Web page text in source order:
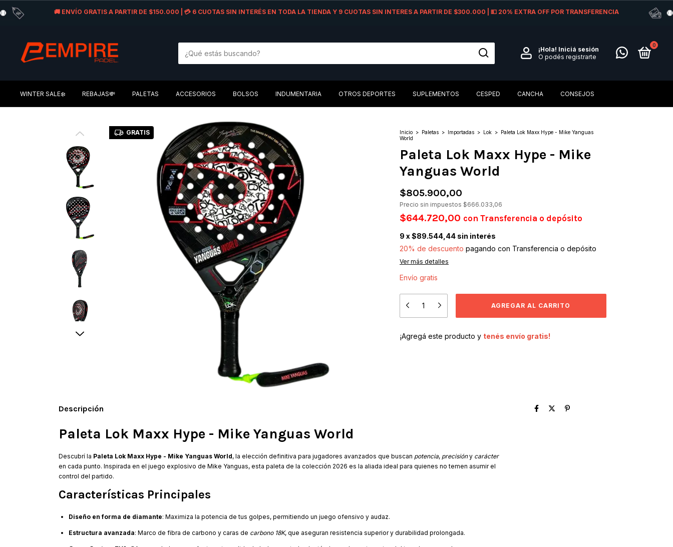
🚚 ENVÍO GRATIS A PARTIR DE $150.000 | 💳 6 CUOTAS SIN INTERÉS EN TODA LA TIENDA Y 9 CUOTAS SIN INTERES A PARTIR DE $300.000 | 💵 20% EXTRA OFF POR TRANSFERENCIA
¡Hola! Iniciá sesión
O podés registrarte
0
WINTER SALE❄️ REBAJAS💸 PALETAS ACCESORIOS BOLSOS INDUMENTARIA OTROS DEPORTES SUPLEMENTOS CESPED CANCHA CONSEJOS
GRATIS Inicio > Paletas > Importadas > Lok > Paleta Lok Maxx Hype - Mike Yanguas
World
Paleta Lok Maxx Hype - Mike
Yanguas World
$805.900,00
Precio sin impuestos $666.033,06
$644.720,00 con Transferencia o depósito
9 x$89.544,44 sin interés
20% de descuento pagando con Transferencia o depósito
Ver más detalles
Envío gratis
¡Agregá este producto y tenés envío gratis!
Descripción
Paleta Lok Maxx Hype - Mike Yanguas World
Descubrí la Paleta Lok Maxx Hype - Mike Yanguas World, la elección definitiva para jugadores avanzados que buscan potencia, precisióny carácter
en cada punto. Inspirada en el juego explosivo de Mike Yanguas, esta paleta de la colección 2026 es la aliada ideal para quienes no temen asumir el
control del partido.
Características Principales
Diseño en forma de diamante: Maximiza la potencia de tus golpes, permitiendo un juego ofensivo y audaz.
Estructura avanzada: Marco de fibra de carbono y caras de carbono 18K, que aseguran resistencia superior y durabilidad prolongada.